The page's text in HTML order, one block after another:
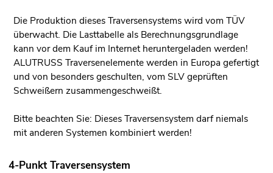
Die Produktion dieses Traversensystems wird vom TÜV
überwacht. Die Lasttabelle als Berechnungsgrundlage
kann vor dem Kauf im Internet heruntergeladen werden!
ALUTRUSS Traversenelemente werden in Europa gefertigt
und von besonders geschulten, vom SLV geprüften
Schweißern zusammengeschweißt.
Bitte beachten Sie: Dieses Traversensystem darf niemals
mit anderen Systemen kombiniert werden!
4-Punkt Traversensystem